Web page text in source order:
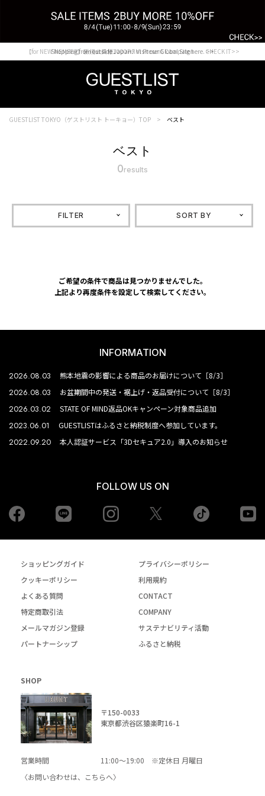
Shopping from outside Japan? Visit our Global Site here. >>
【for NEW MEMBER】新規会員様1000Point Present Campaign CHECK IT>>
GUESTLIST TOKYO（ゲストリスト トーキョー）TOP ベスト
ベスト
0results
FILTER SORT BY
ご希望の条件で商品は見つかりませんでした。
上記より再度条件を設定して検索してください。
INFORMATION
2026.08.03 熊本地震の影響による商品のお届けについて［8/3］
2026.08.03 お盆期間中の発送・裾上げ・返品受付について［8/3］
2026.03.02 STATE OF MIND返品OKキャンペーン対象商品追加
2023.06.01 GUESTLISTはふるさと納税制度へ参加しています。
2022.09.20 本人認証サービス「3Dセキュア2.0」導入のお知らせ
FOLLOW US ON
Facebook Instagram tiktok
ショッピングガイド
プライバシーポリシー
クッキーポリシー
利用規約
よくある質問
CONTACT
特定商取引法
COMPANY
メールマガジン登録
サステナビリティ活動
パートナーシップ
ふるさと納税
SHOP
〒150-0033
東京都渋谷区猿楽町16-1
営業時間
11:00～19:00 ※定休日 月曜日
〈お問い合わせは、
こちらへ〉